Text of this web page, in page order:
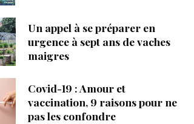
Un appel à se préparer en
urgence à sept ans de vaches
maigres
Covid-19 : Amour et
vaccination, 9 raisons pour ne
pas les confondre